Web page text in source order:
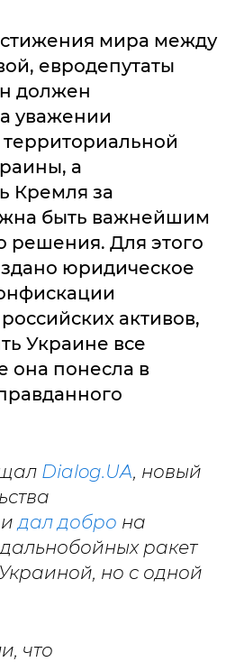
мира между
евродепутаты
должен
уважении
территориальной
а
Кремля за
быть важнейшим
решения. Для этого
юридическое
активов,
Украине все
она понесла в
Dialog.UA, новый
дал добро на
ракет
но с одной
что